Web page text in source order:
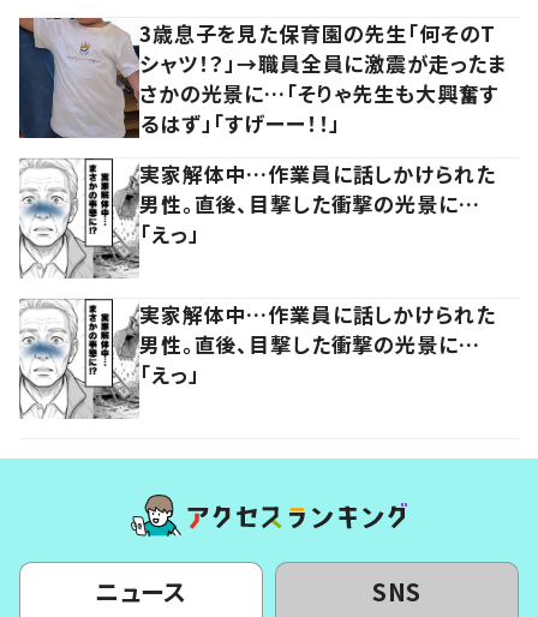
3歳息子を見た保育園の先生「何そのT
シャツ！？」→職員全員に激震が走ったま
さかの光景に…「そりゃ先生も大興奮す
るはず」「すげーー！！」
実家解体中…作業員に話しかけられた
男性。直後、目撃した衝撃の光景に…
「えっ」
実家解体中…作業員に話しかけられた
男性。直後、目撃した衝撃の光景に…
「えっ」
ニュース SNS